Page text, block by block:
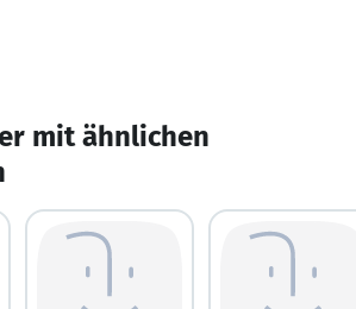
mit ähnlichen